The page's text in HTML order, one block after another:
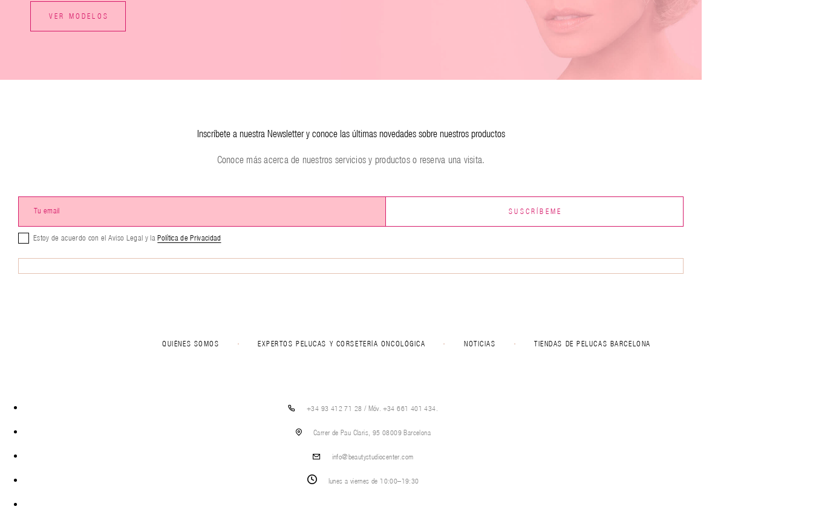
VER MODELOS
Inscríbete a nuestra Newsletter y conoce las últimas novedades sobre nuestros productos
Conoce más acerca de nuestros servicios y productos o reserva una visita.
Estoy de acuerdo con el Aviso Legal y laPolítica de Privacidad
QUIÉNES SOMOS EXPERTOS PELUCAS Y CORSETERÍA ONCOLÓGICA NOTICIAS TIENDAS DE PELUCAS BARCELONA
+34 93 412 71 28 / Móv. +34 661 401 434.
Carrer de Pau Claris, 95 08009 Barcelona
info@beautystudiocenter.com
lunes a viernes de 10:00–19:30